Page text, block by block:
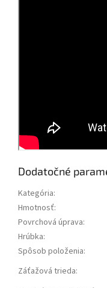
Dodatočné
Kategória:
Hmotnosť:
Povrchová úprava:
Hrúbka:
Spôsob položenia:
Záťažová trieda: